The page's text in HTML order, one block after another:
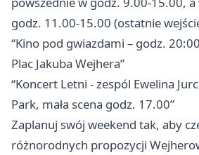
godz. 11.00-15.00 (ostatnie
“Kino pod gwiazdami – godz.
Plac Jakuba Wejhera”
“Koncert Letni - zespól Ewelina
Park, mała scena godz. 17.00”
Zaplanuj swój weekend tak, aby
różnorodnych propozycji